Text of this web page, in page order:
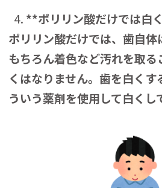
**ポリリン酸だけでは白
ポリリン酸だけでは、歯自体
もちろん着色など汚れを取
くはなりません。歯を白く
ういう薬剤を使用して白くし